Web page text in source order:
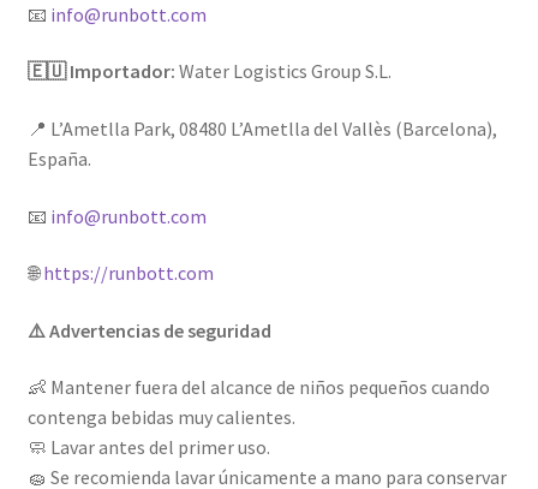
📧 info@runbott.com
🇪🇺 Importador: Water Logistics Group S.L.
📍 L’Ametlla Park, 08480 L’Ametlla del Vallès (Barcelona),
España.
📧 info@runbott.com
🌐https://runbott.com
⚠️ Advertencias de seguridad
👶 Mantener fuera del alcance de niños pequeños cuando
contenga bebidas muy calientes.
🧼 Lavar antes del primer uso.
🧽 Se recomienda lavar únicamente a mano para conservar